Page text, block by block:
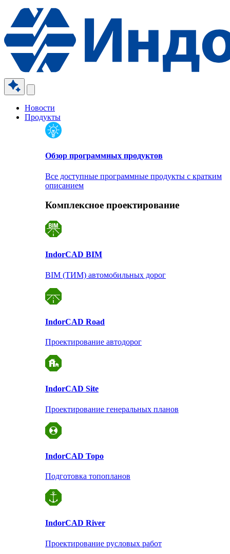
Новости
Продукты
Обзор программных продуктов
Все доступные программные продукты с кратким
описанием
Комплексное проектирование
IndorCAD BIM
BIM (ТИМ) автомобильных дорог
IndorCAD Road
Проектирование автодорог
IndorCAD Site
Проектирование генеральных планов
IndorCAD Topo
Подготовка топопланов
IndorCAD River
Проектирование русловых работ